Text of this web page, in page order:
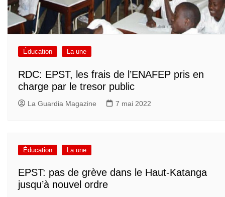
Éducation La une
RDC: EPST, les frais de l’ENAFEP pris en
charge par le tresor public
La Guardia Magazine 7 mai 2022
Éducation La une
EPST: pas de grève dans le Haut-Katanga
jusqu’à nouvel ordre